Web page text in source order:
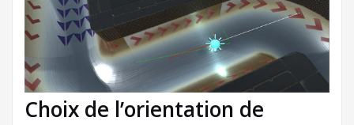
Choix de l’orientation de